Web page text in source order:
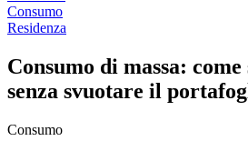
Consumo
Residenza
Consumo di massa:
senza svuotare il
Consumo